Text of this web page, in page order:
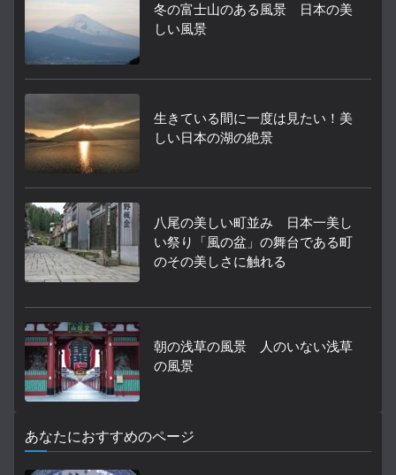
冬の富士山のある風景 日本の美
しい風景
生きている間に一度は見たい！美
しい日本の湖の絶景
八尾の美しい町並み 日本一美し
い祭り「風の盆」の舞台である町
のその美しさに触れる
朝の浅草の風景 人のいない浅草
の風景
あなたにおすすめのページ